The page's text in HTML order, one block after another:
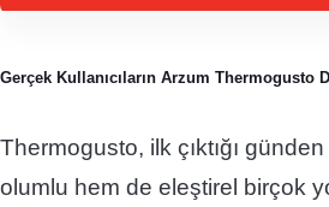
Gerçek Kullanıcıların Arzum Thermogusto
Thermogusto, ilk çıktığı
olumlu hem de eleştirel birçok